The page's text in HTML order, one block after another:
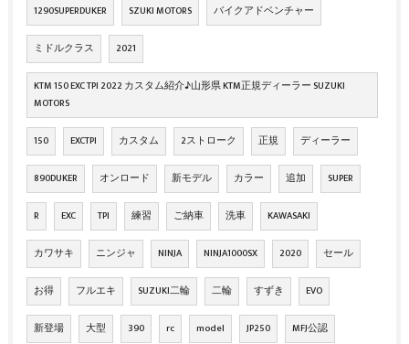
1290SUPERDUKER SZUKI MOTORS バイクアドベンチャー
ミドルクラス 2021
KTM 150 EXC TPI 2022 カスタム紹介♪山形県 KTM正規ディーラー SUZUKI
MOTORS
150 EXCTPI カスタム 2ストローク 正規 ディーラー
890DUKER オンロード 新モデル カラー 追加 SUPER
R EXC TPI 練習 ご納車 洗車 KAWASAKI
カワサキ ニンジャ NINJA NINJA1000SX 2020 セール
お得 フルエキ SUZUKI二輪 二輪 すずき EVO
新登場 大型 390 rc model JP250 MFJ公認